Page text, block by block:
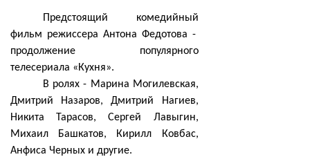
Предстоящий комедийный
фильм режиссера Антона Федотова -
продолжение популярного
телесериала «Кухня».
В ролях - Марина Могилевская,
Дмитрий Назаров, Дмитрий Нагиев,
Никита Тарасов, Сергей Лавыгин,
Михаил Башкатов, Кирилл Ковбас,
Анфиса Черных и другие.